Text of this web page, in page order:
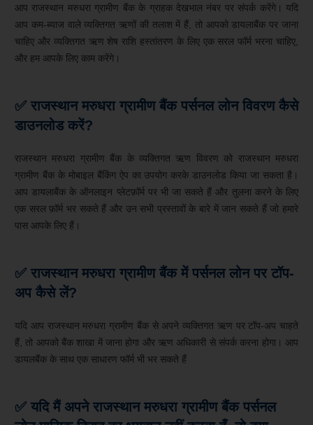
आप राजस्थान मरुधरा ग्रामीण बैंक के ग्राहक देखभाल नंबर पर संपर्क करेंगे। यदि
आप कम-ब्याज वाले व्यक्तिगत ऋणों की तलाश में हैं, तो आपको डायलाबैंक पर जाना
चाहिए और व्यक्तिगत ऋण शेष राशि हस्तांतरण के लिए एक सरल फॉर्म भरना चाहिए,
और हम आपके लिए काम करेंगे।
✅ राजस्थान मरुधरा ग्रामीण बैंक पर्सनल लोन विवरणकैसे
डाउनलोड करें?
राजस्थान मरुधरा ग्रामीण बैंक के व्यक्तिगत ऋण विवरण को राजस्थान मरुधरा
ग्रामीण बैंक के मोबाइल बैंकिंग ऐप का उपयोग करके डाउनलोड किया जा सकता है।
आप डायलाबैंक के ऑनलाइन प्लेटफ़ॉर्म पर भी जा सकते हैं और तुलना करने के लिए
एक सरल फ़ॉर्म भर सकते हैं और उन सभी प्रस्तावों के बारे में जान सकते हैं जो हमारे
पास आपके लिए हैं।
✅ राजस्थान मरुधरा ग्रामीण बैंक में पर्सनल लोन पर टॉप-
अप कैसे लें?
यदि आप राजस्थान मरुधरा ग्रामीण बैंक से अपने व्यक्तिगत ऋण पर टॉप-अप चाहते
हैं, तो आपको बैंक शाखा में जाना होगा और ऋण अधिकारी से संपर्क करना होगा। आप
डायलबैंक के साथ एक साधारण फॉर्म भी भर सकते हैं
✅ यदि मैं अपने राजस्थान मरुधरा ग्रामीण बैंक पर्सनल